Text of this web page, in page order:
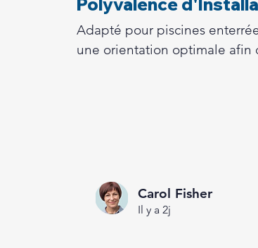
Polyvalence
Adapté pour piscines
une orientation optimale
Il y a 2j
Carol Fisher